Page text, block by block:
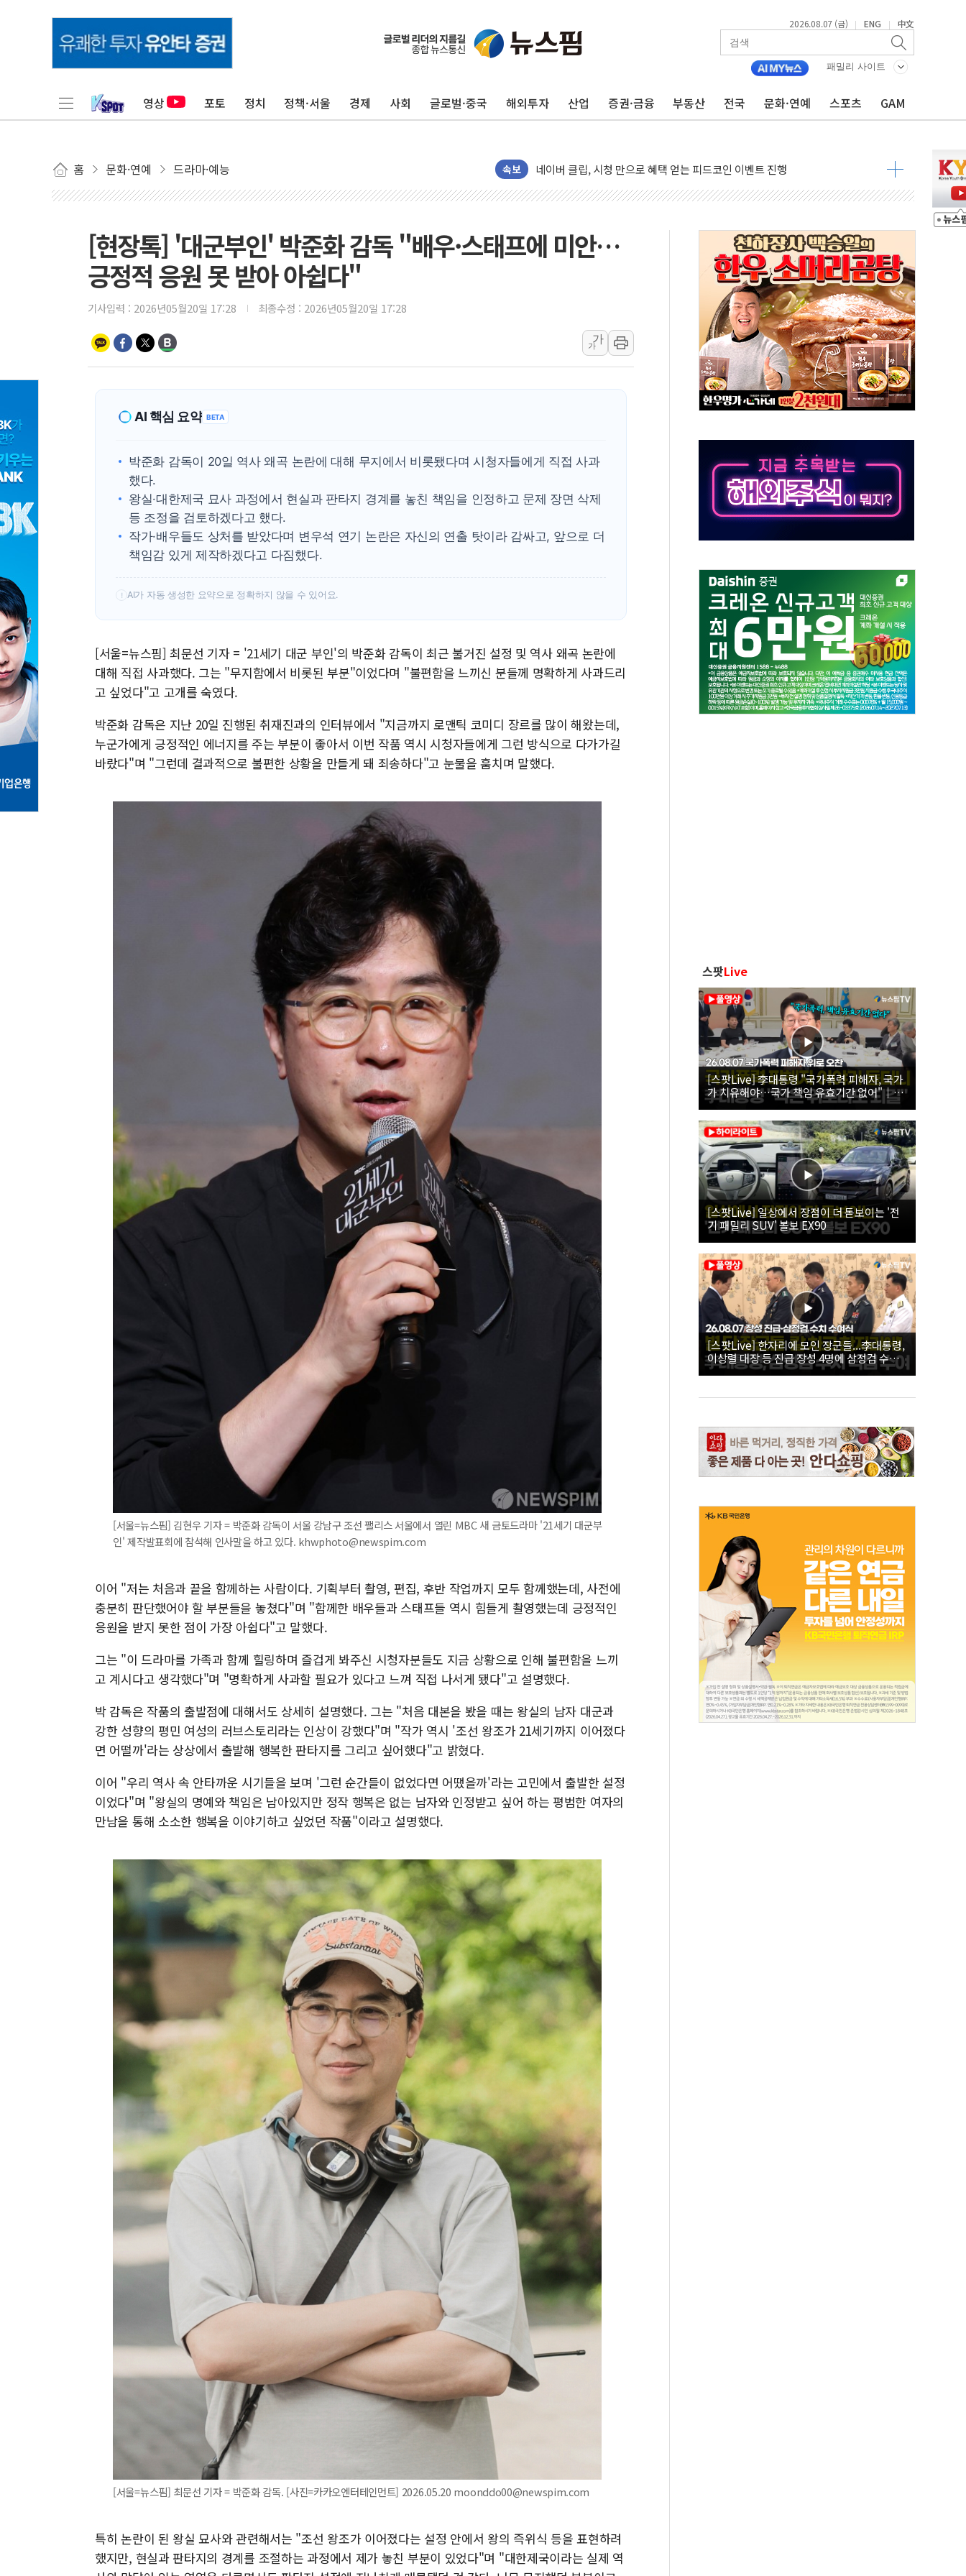
2026.08.07 (금) | ENG | 中文
패밀리 사이트
영상 포토 정치 정책·서울 경제 사회 글로벌·중국 해외투자 산업 증권·금융 부동산 전국 문화·연예 스포츠 GAM
홈 문화·연예 드라마·예능 속보
푸본현대생명, 육군 3군단과 군 장병 금융교육·전역 지원 협약
교보생명, '교보K-맞춤건강보험' 6개월 배타적사용권 획득
1순위보다 낮은 특별공급 경쟁률… 실수요자 관심
컴투스 '제우스: 오만의 신' 26일 출시, 유저의 캐릭터가 AI로 플레이한다
서울 재건축·재개발 정상화시 5년 내 9만가구 순증...이주 대란도 제한적
[인사] 공정거래위원회
반도체공학회 "R&D직 주 52시간제 개선해야…기술격차 확대 막아야"
카카오, 2026년 임금협약 타결…연봉 6.3% 인상
현대카드, 박재범·실리카겔 등 8~9월 공연 라인업 공개
[르포] 육군, 2031년까지 3개 보급단 '1등급 스마트 물류센터' 전환
송도 신축 아파트서 외벽 테라스 떨어져…SK에코플랜트 "전수 조사"
깊이가 다른 글로벌 투자 정보 GAM - 맛보기편 (8/7)
"호남 없이 민주 당권 없다"...송영길·정청래·김민석, 호남 경선 앞두고 총력전
SK하이닉스, 주주환원 속도…"3분기 추가 방안 발표"
'무순위' 기회 왔다…신길·노량진·장위 서울 알짜 단지 주목
[현장톡] '대군부인' 박준화 감독 "배우·스태프에 미안…
긍정적 응원 못 받아 아쉽다"
기사입력 : 2026년05월20일 17:28 최종수정 : 2026년05월20일 17:28
가
가
AI 핵심 요약 BETA
박준화 감독이 20일 역사 왜곡 논란에 대해 무지에서 비롯됐다며 시청자들에게 직접 사과
했다.
왕실·대한제국 묘사 과정에서 현실과 판타지 경계를 놓친 책임을 인정하고 문제 장면 삭제
등 조정을 검토하겠다고 했다.
작가·배우들도 상처를 받았다며 변우석 연기 논란은 자신의 연출 탓이라 감싸고, 앞으로 더
책임감 있게 제작하겠다고 다짐했다.
! AI가 자동 생성한 요약으로 정확하지 않을 수 있어요.
[서울=뉴스핌] 최문선 기자 = '21세기 대군 부인'의 박준화 감독이 최근 불거진 설정 및 역사 왜곡 논란에
대해 직접 사과했다. 그는 "무지함에서 비롯된 부분"이었다며 "불편함을 느끼신 분들께 명확하게 사과드리
고 싶었다"고 고개를 숙였다.
박준화 감독은 지난 20일 진행된 취재진과의 인터뷰에서 "지금까지 로맨틱 코미디 장르를 많이 해왔는데,
누군가에게 긍정적인 에너지를 주는 부분이 좋아서 이번 작품 역시 시청자들에게 그런 방식으로 다가가길
바랐다"며 "그런데 결과적으로 불편한 상황을 만들게 돼 죄송하다"고 눈물을 훔치며 말했다.
[서울=뉴스핌] 김현우 기자 = 박준화 감독이 서울 강남구 조선 팰리스 서울에서 열린 MBC 새 금토드라마 '21세기 대군부
인' 제작발표회에 참석해 인사말을 하고 있다. khwphoto@newspim.com
이어 "저는 처음과 끝을 함께하는 사람이다. 기획부터 촬영, 편집, 후반 작업까지 모두 함께했는데, 사전에
충분히 판단했어야 할 부분들을 놓쳤다"며 "함께한 배우들과 스태프들 역시 힘들게 촬영했는데 긍정적인
응원을 받지 못한 점이 가장 아쉽다"고 말했다.
그는 "이 드라마를 가족과 함께 힐링하며 즐겁게 봐주신 시청자분들도 지금 상황으로 인해 불편함을 느끼
고 계시다고 생각했다"며 "명확하게 사과할 필요가 있다고 느껴 직접 나서게 됐다"고 설명했다.
박 감독은 작품의 출발점에 대해서도 상세히 설명했다. 그는 "처음 대본을 봤을 때는 왕실의 남자 대군과
강한 성향의 평민 여성의 러브스토리라는 인상이 강했다"며 "작가 역시 '조선 왕조가 21세기까지 이어졌다
면 어떨까'라는 상상에서 출발해 행복한 판타지를 그리고 싶어했다"고 밝혔다.
이어 "우리 역사 속 안타까운 시기들을 보며 '그런 순간들이 없었다면 어땠을까'라는 고민에서 출발한 설정
이었다"며 "왕실의 명예와 책임은 남아있지만 정작 행복은 없는 남자와 인정받고 싶어 하는 평범한 여자의
만남을 통해 소소한 행복을 이야기하고 싶었던 작품"이라고 설명했다.
[서울=뉴스핌] 최문선 기자 = 박준화 감독. [사진=카카오엔터테인먼트] 2026.05.20 moonddo00@newspim.com
특히 논란이 된 왕실 묘사와 관련해서는 "조선 왕조가 이어졌다는 설정 안에서 왕의 즉위식 등을 표현하려
했지만, 현실과 판타지의 경계를 조절하는 과정에서 제가 놓친 부분이 있었다"며 "대한제국이라는 실제 역
스팟Live
[스팟Live] 李대통령 "국가폭력 피해자, 국가
가 치유해야…국가 책임 유효기간 없어"｜
26.08.07 국가폭력 피해자 위로 오찬
[스팟Live] 일상에서 장점이 더 돋보이는 '전
기 패밀리 SUV' 볼보 EX90
[스팟Live] 한자리에 모인 장군들...李대통령,
이상렬 대장 등 진급 장성 4명에 삼정검 수치
직접 수여｜26.08.07 장성 진급·삼정검 수치